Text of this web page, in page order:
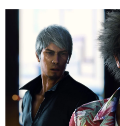
具体的な形から解き明
ゲームが変えた日本
「経験値」「裏技」「
の起源や用法の変遷を、
イニーP氏が徹底調査。
カテゴリ
特集記事
マンガ